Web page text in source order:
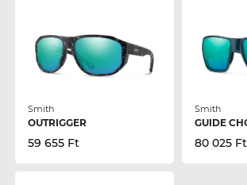
Smith
OUTRIGGER
59 655 Ft
Smith
GUIDE
80 025 Ft